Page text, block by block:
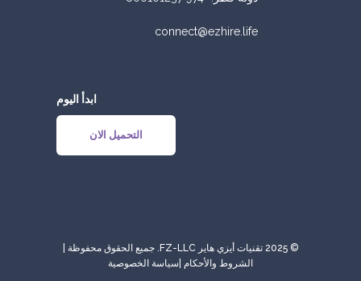
connect@ezhire.life
ابدأ اليوم
التحميل الان
© 2025 تقنيات أيزي هاير FZ-LLC. جميع الحقوق محفوظة |
الشروط والأحكام سياسة الخصوصية